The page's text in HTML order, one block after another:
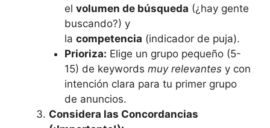
el volumen de búsqueda (¿hay gente
buscando?) y
la competencia (indicador de puja).
Prioriza: Elige un grupo pequeño (5-
15) de keywords muy relevantesy con
intención clara para tu primer grupo
de anuncios.
Considera las Concordancias